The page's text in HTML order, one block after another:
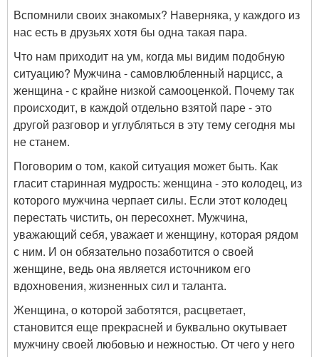
Вспомнили своих знакомых? Наверняка, у каждого из
нас есть в друзьях хотя бы одна такая пара.
Что нам приходит на ум, когда мы видим подобную
ситуацию? Мужчина - самовлюбленный нарцисс, а
женщина - с крайне низкой самооценкой. Почему так
происходит, в каждой отдельно взятой паре - это
другой разговор и углубляться в эту тему сегодня мы
не станем.
Поговорим о том, какой ситуация может быть. Как
гласит старинная мудрость: женщина - это колодец, из
которого мужчина черпает силы. Если этот колодец
перестать чистить, он пересохнет. Мужчина,
уважающий себя, уважает и женщину, которая рядом
с ним. И он обязательно позаботится о своей
женщине, ведь она является источником его
вдохновения, жизненных сил и таланта.
Женщина, о которой заботятся, расцветает,
становится еще прекрасней и буквально окутывает
мужчину своей любовью и нежностью. От чего у него